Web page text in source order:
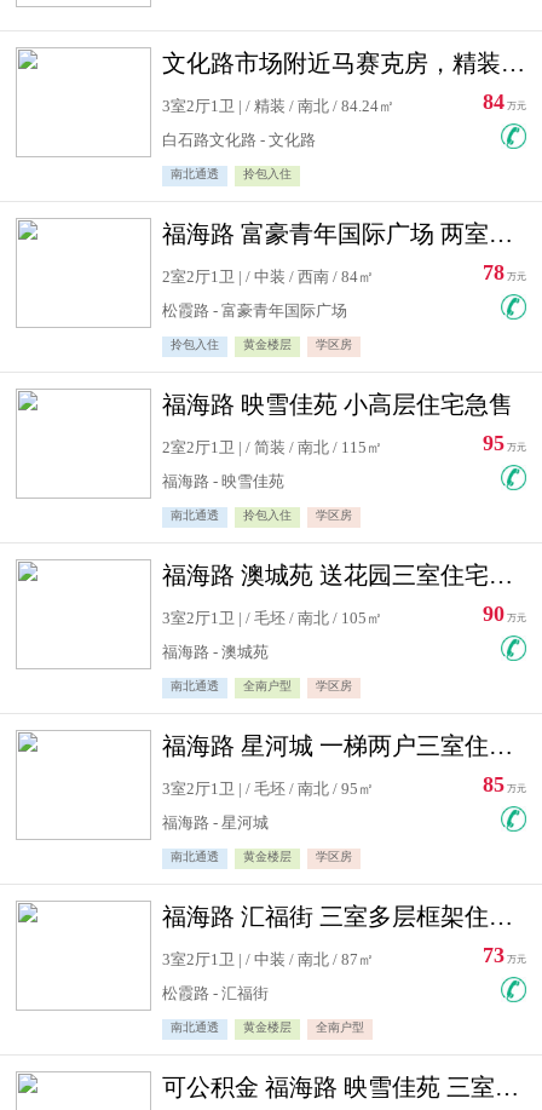
文化路市场附近马赛克房，精装修三居室，南北通透，实用面积大
3室2厅1卫 | / 精装 / 南北 / 84.24㎡
白石路文化路 - 文化路
南北通透 拎包入住
84 万元
福海路 富豪青年国际广场 两室住宅急售
2室2厅1卫 | / 中装 / 西南 / 84㎡
松霞路 - 富豪青年国际广场
拎包入住 黄金楼层 学区房
78 万元
福海路 映雪佳苑 小高层住宅急售
2室2厅1卫 | / 简装 / 南北 / 115㎡
福海路 - 映雪佳苑
南北通透 拎包入住 学区房
95 万元
福海路 澳城苑 送花园三室住宅急售
3室2厅1卫 | / 毛坯 / 南北 / 105㎡
福海路 - 澳城苑
南北通透 全南户型 学区房
90 万元
福海路 星河城 一梯两户三室住宅急售
3室2厅1卫 | / 毛坯 / 南北 / 95㎡
福海路 - 星河城
南北通透 黄金楼层 学区房
85 万元
福海路 汇福街 三室多层框架住宅急售
3室2厅1卫 | / 中装 / 南北 / 87㎡
松霞路 - 汇福街
南北通透 黄金楼层 全南户型
73 万元
可公积金 福海路 映雪佳苑 三室住宅急售送小棚